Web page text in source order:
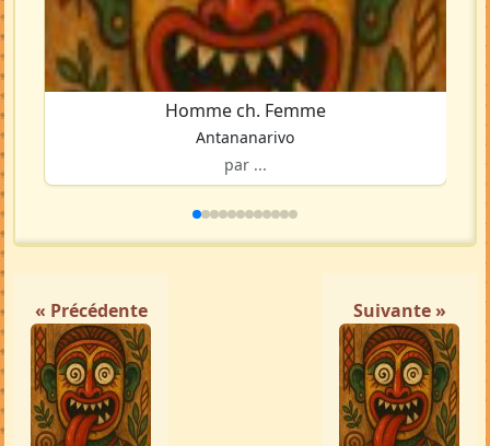
Homme ch. Femme
Antananarivo
par ...
« Précédente Suivante »